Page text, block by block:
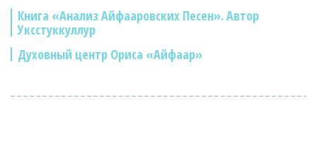
Книга «Анализ Айфааровских Песен». Автор
Уксстуккуллур
Духовный центр Ориса «Айфаар»